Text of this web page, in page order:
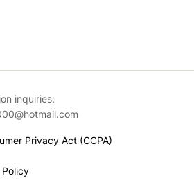
inquiries:
Privacy Act (CCPA)